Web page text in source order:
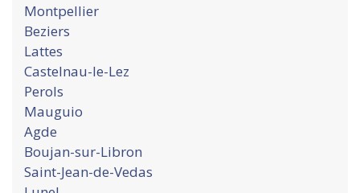
Montpellier
Beziers
Lattes
Castelnau-le-Lez
Perols
Mauguio
Agde
Boujan-sur-Libron
Saint-Jean-de-Vedas